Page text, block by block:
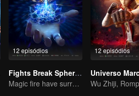
12 episódios
Fights Break Sphere S3
Magic fire have surrendered! Xiao Yan mastered the fighting skill——Buddha anger Lotus!
12 episódios